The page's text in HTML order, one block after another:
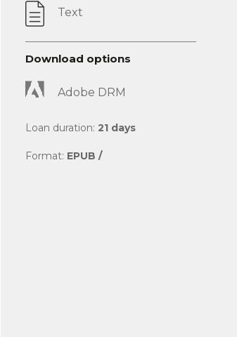
Text
Download options
Adobe DRM
Loan duration: 21 days
Format: EPUB /